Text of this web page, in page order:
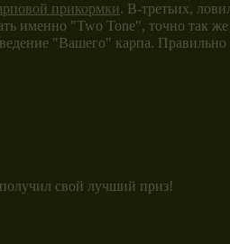
прикормки. В-третьих,
именно "Two Tone", точно так
"Вашего" карпа.
свой лучший приз!